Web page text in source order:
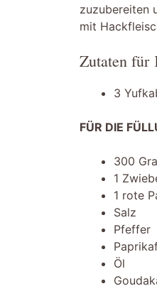
zuzubereiten
mit
Zutaten für
3
FÜR DIE
300
1
1 rote
Salz
Pfeffer
Öl